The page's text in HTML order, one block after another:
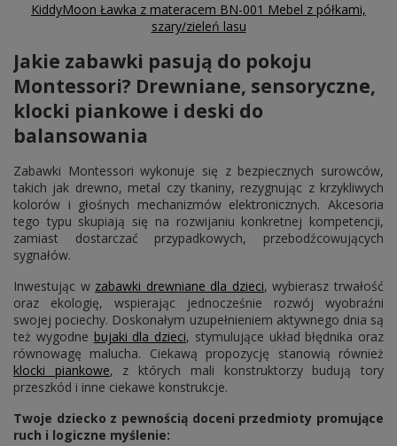
KiddyMoon Ławka z materacem BN-001 Mebel z półkami,
szary/zieleń lasu
Jakie zabawki pasują do pokoju
Montessori? Drewniane, sensoryczne,
klocki piankowe i deski do
balansowania
Zabawki Montessori wykonuje się z bezpiecznych surowców,
takich jak drewno, metal czy tkaniny, rezygnując z krzykliwych
kolorów i głośnych mechanizmów elektronicznych. Akcesoria
tego typu skupiają się na rozwijaniu konkretnej kompetencji,
zamiast dostarczać przypadkowych, przebodźcowujących
sygnałów.
Inwestując w zabawki drewniane dla dzieci, wybierasz trwałość
oraz ekologię, wspierając jednocześnie rozwój wyobraźni
swojej pociechy. Doskonałym uzupełnieniem aktywnego dnia są
też wygodne bujaki dla dzieci, stymulujące układ błędnika oraz
równowagę malucha. Ciekawą propozycję stanowią również
klocki piankowe, z których mali konstruktorzy budują tory
przeszkód i inne ciekawe konstrukcje.
Twoje dziecko z pewnością doceni przedmioty promujące
ruch i logiczne myślenie: